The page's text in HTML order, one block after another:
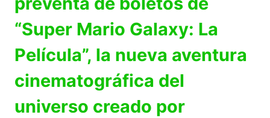
“Super Mario Galaxy: La
Película”, la nueva aventura
cinematográfica del
universo creado por